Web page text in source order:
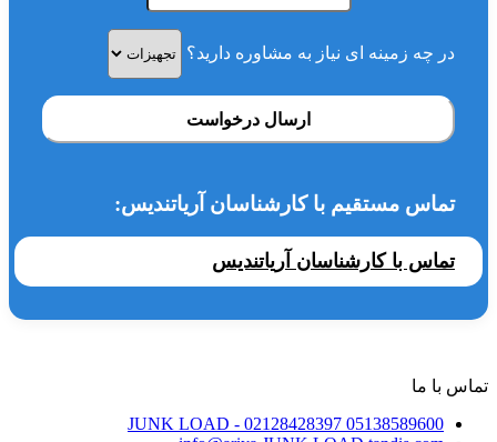
در چه زمینه ای نیاز به مشاوره دارید؟
ارسال درخواست
تماس مستقیم با کارشناسان آریاتندیس:
تماس با کارشناسان آریاتندیس
تماس با ما
05138589600
JUNK LOAD - 02128428397